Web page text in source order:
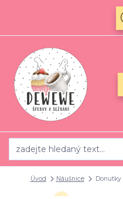
Úvod Náušnice Donutky